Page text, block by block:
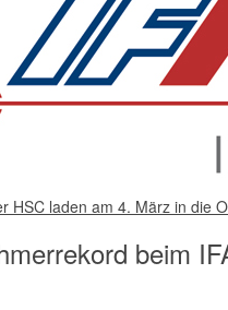
HSC laden am 4. März in die
beim